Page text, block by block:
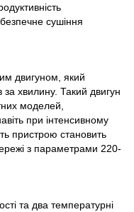
сушіння
двигуном, який
за хвилину. Такий двигун
моделей,
при інтенсивному
пристрою становить
з параметрами 220-
та два температурні